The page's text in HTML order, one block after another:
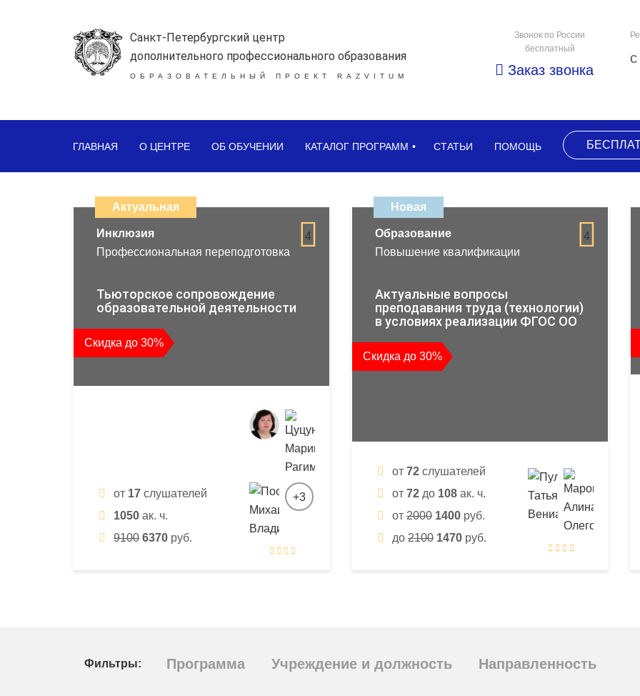
Санкт-Петербургский центр
дополнительного профессионального образования
ОБРАЗОВАТЕЛЬНЫЙ ПРОЕКТ RAZVITUM
Звонок по России
бесплатный
Заказ звонка
ГЛАВНАЯ О ЦЕНТРЕ ОБ ОБУЧЕНИИ КАТАЛОГ ПРОГРАММ СТАТЬИ ПОМОЩЬ
дистанционных
образовательных
повышения
квалификации
и
профессиональной
переподготовки
Актуальная
4
Инклюзия
Профессиональная переподготовка
Тьюторское сопровождение
образовательной деятельности
Скидка до 30%
от 17 слушателей
1050 ак. ч.
9100 6370 руб.
+3
Новая
4
Образование
Повышение квалификации
Актуальные вопросы
преподавания труда (технологии)
в условиях реализации ФГОС ОО
Скидка до 30%
от 72 слушателей
от 72 до 108 ак. ч.
от 2000 1400 руб.
до 2100 1470 руб.
Фильтры: Программа Учреждение и должность Направленность